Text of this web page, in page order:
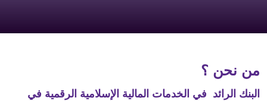
من نحن ؟
البنك الرائد في الخدمات المالية الإسلامية الرقمية في